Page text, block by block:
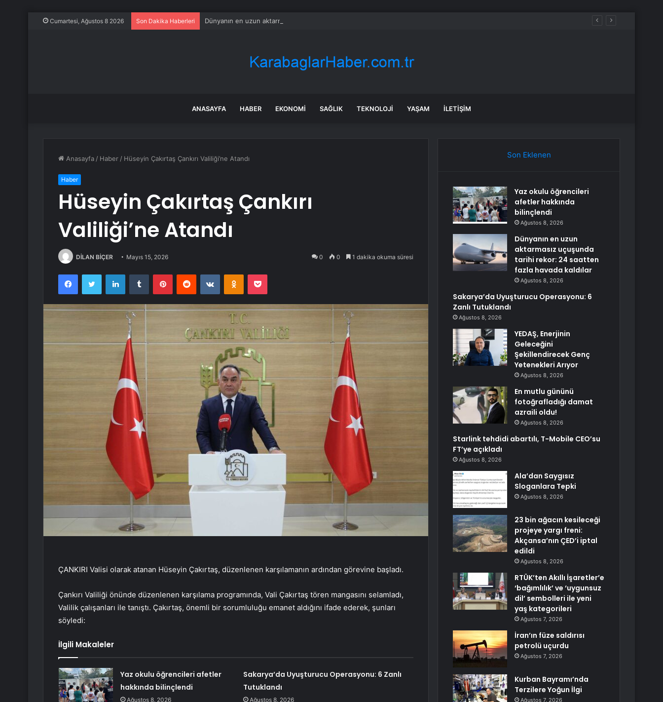
Cumartesi, Ağustos 8 2026 Son Dakika Haberleri Dünyanın en uzun aktarmasız uçuşunda tarihi rekor: 24 saatten fazla havada kaldılar
ANASAYFA HABER EKONOMI SAĞLIK TEKNOLOJI YAŞAM İLETIŞIM
Anasayfa / Haber / Hüseyin Çakırtaş Çankırı Valiliği’ne Atandı
Haber
Hüseyin Çakırtaş Çankırı
Valiliği’ne Atandı
DİLAN BİÇER Mayıs 15, 2026 0 0 1 dakika okuma süresi
FacebookTwitter LinkedInTumblr PinterestReddit VKontakteOdnoklassniki
Pocket
ÇANKIRI Valisi olarak atanan Hüseyin Çakırtaş, düzenlenen karşılamanın ardından görevine başladı.
Çankırı Valiliği önünde düzenlenen karşılama programında, Vali Çakırtaş tören mangasını selamladı,
Valilik çalışanları ile tanıştı. Çakırtaş, önemli bir sorumluluğu emanet aldığını ifade ederek, şunları
söyledi:
İlgili Makaleler
Yaz okulu öğrencileri afetler
hakkında bilinçlendi
Ağustos 8, 2026
Sakarya’da Uyuşturucu Operasyonu: 6 Zanlı
Tutuklandı
Ağustos 8, 2026
Son Eklenen
Yaz okulu öğrencileri
afetler hakkında
bilinçlendi
Ağustos 8, 2026
Dünyanın en uzun
aktarmasız uçuşunda
tarihi rekor: 24 saatten
fazla havada kaldılar
Ağustos 8, 2026
Sakarya’da Uyuşturucu Operasyonu: 6
Zanlı Tutuklandı
Ağustos 8, 2026
YEDAŞ, Enerjinin
Geleceğini
Şekillendirecek Genç
Yetenekleri Arıyor
Ağustos 8, 2026
En mutlu gününü
fotoğrafladığı damat
azraili oldu!
Ağustos 8, 2026
Starlink tehdidi abartılı, T-Mobile CEO’su
FT’ye açıkladı
Ağustos 8, 2026
Ala’dan Saygısız
Sloganlara Tepki
Ağustos 8, 2026
23 bin ağacın kesileceği
projeye yargı freni:
Akçansa’nın ÇED’i iptal
edildi
Ağustos 8, 2026
RTÜK’ten Akıllı İşaretler’e
‘bağımlılık’ ve ‘uygunsuz
dil’ sembolleri ile yeni
yaş kategorileri
Ağustos 7, 2026
İran’ın füze saldırısı
petrolü uçurdu
Ağustos 7, 2026
Kurban Bayramı’nda
Terzilere Yoğun İlgi
Ağustos 7, 2026